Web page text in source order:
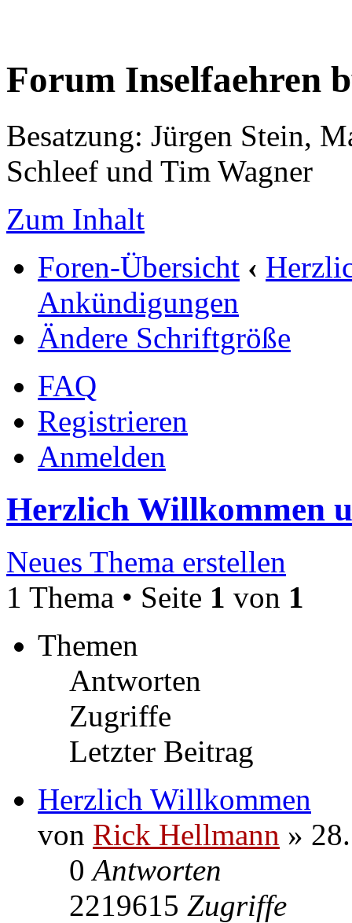
Forum Inselfaehren
Besatzung: Jürgen Stein,
Schleef und Tim Wagner
Zum Inhalt
Foren-Übersicht ‹
Ankündigungen
Ändere Schriftgröße
FAQ
Registrieren
Anmelden
Herzlich Willkommen
Neues Thema erstellen
1 Thema • Seite 1 von 1
Themen
Antworten
Zugriffe
Letzter Beitrag
Herzlich Willkommen
von Rick Hellmann »
0Antworten
2219615 Zugriffe